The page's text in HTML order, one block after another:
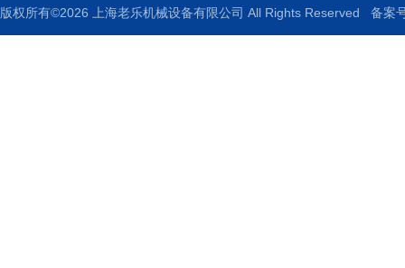
版权所有©2026 上海老乐机械设备有限公司 All Rights Reserved 备案